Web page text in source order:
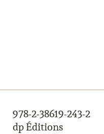
978-2-38619-243-2
dp Éditions